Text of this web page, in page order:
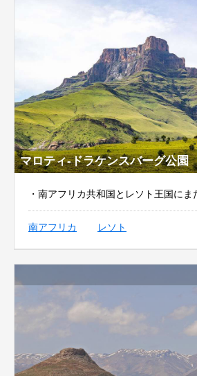
マロティ‐ドラケンスバーグ公園
・南アフリカ共和国とレソト王国にま
南アフリカ レソト